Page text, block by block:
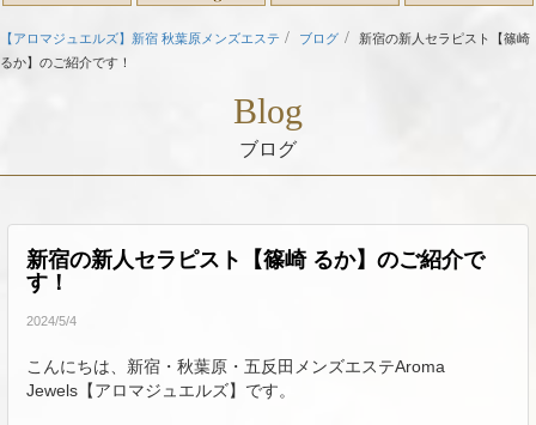
【アロマジュエルズ】新宿 秋葉原メンズエステ ブログ
新宿の新人セラピスト【篠崎
るか】のご紹介です！
Blog
ブログ
新宿の新人セラピスト【篠崎 るか】のご紹介で
す！
2024/5/4
こんにちは、新宿・秋葉原・五反田メンズエステAroma
Jewels【アロマジュエルズ】です。